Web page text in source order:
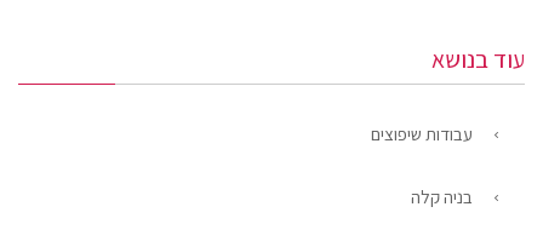
עוד בנושא
עבודות שיפוצים
בניה קלה